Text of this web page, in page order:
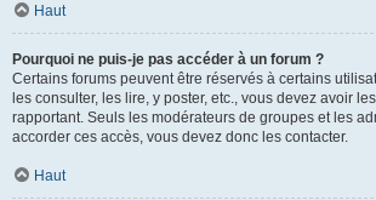
Haut
Pourquoi ne puis-je pas accéder à un forum ?
Certains forums peuvent être réservés à certains
les consulter, les lire, y poster, etc., vous devez avoir
rapportant. Seuls les modérateurs de groupes et les
accorder ces accès, vous devez donc les contacter.
Haut